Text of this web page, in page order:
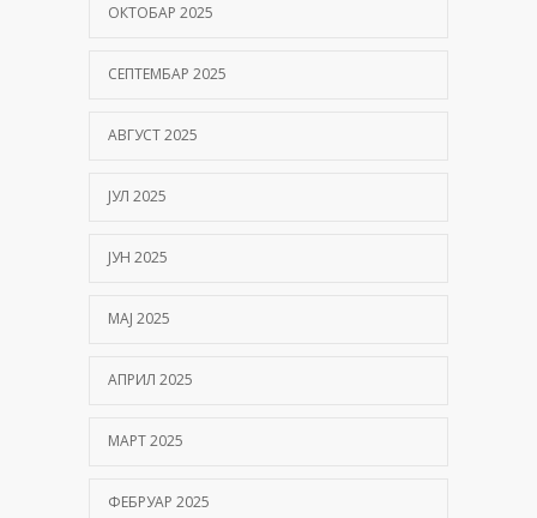
ОКТОБАР 2025
СЕПТЕМБАР 2025
АВГУСТ 2025
ЈУЛ 2025
ЈУН 2025
МАЈ 2025
АПРИЛ 2025
МАРТ 2025
ФЕБРУАР 2025